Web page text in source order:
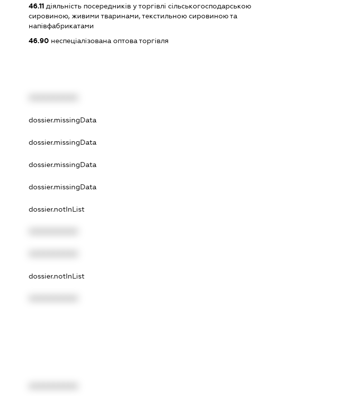
46.11діяльність посередників у торгівлі сільськогосподарською
сировиною, живими тваринами, текстильною сировиною та
напівфабрикатами
46.90неспеціалізована оптова торгівля
dossier.missingData
dossier.missingData
dossier.missingData
dossier.missingData
dossier.notInList
dossier.notInList